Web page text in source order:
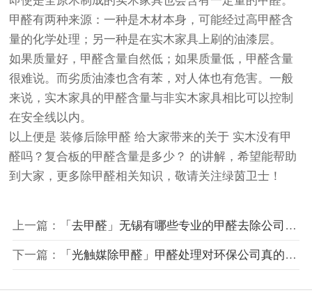
甲醛有两种来源：一种是木材本身，可能经过高甲醛含
量的化学处理；另一种是在实木家具上刷的油漆层。
如果质量好，甲醛含量自然低；如果质量低，甲醛含量
很难说。而劣质油漆也含有苯，对人体也有危害。一般
来说，实木家具的甲醛含量与非实木家具相比可以控制
在安全线以内。
以上便是 装修后除甲醛 给大家带来的关于 实木没有甲
醛吗？复合板的甲醛含量是多少？ 的讲解，希望能帮助
到大家，更多除甲醛相关知识，敬请关注绿茵卫士 ！
上一篇： 「去甲醛」无锡有哪些专业的甲醛去除公司？除甲醛专业公司，哪家公司好？
下一篇： 「光触媒除甲醛」甲醛处理对环保公司真的有效吗？